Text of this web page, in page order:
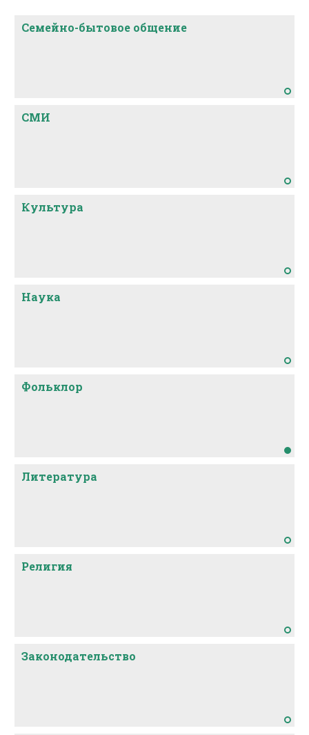
Семейно-бытовое общение
СМИ
Культура
Наука
Фольклор
Литература
Религия
Законодательство